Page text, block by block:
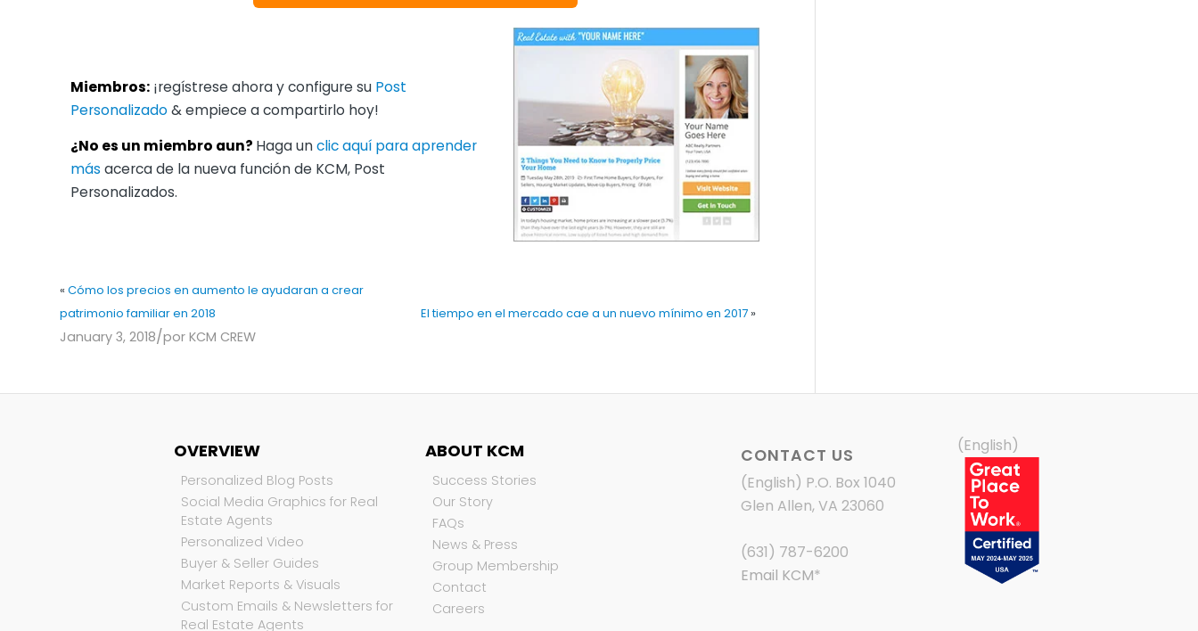
Miembros: ¡regístrese ahora y configure su Post
Personalizado& empiece a compartirlo hoy!
¿No es un miembro aun? Haga unclic aquí para aprender
más acerca de la nueva función de KCM, Post
Personalizados.
« Cómo los precios en aumento le ayudaran a crear
patrimonio familiar en 2018
El tiempo en el mercado cae a un nuevo mínimo en 2017 »
January 3, 2018/por KCM CREW
OVERVIEW
Personalized Blog Posts
Social Media Graphics for Real
Estate Agents
Personalized Video
Buyer & Seller Guides
Market Reports & Visuals
Custom Emails & Newsletters for
Real Estate Agents
ABOUT KCM
Success Stories
Our Story
FAQs
News & Press
Group Membership
Contact
Careers
CONTACT US
(English) P.O. Box 1040
Glen Allen, VA 23060
(631) 787-6200
Email KCM*
(English)